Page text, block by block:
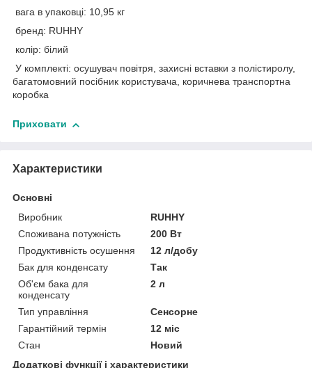
вага в упаковці: 10,95 кг
бренд: RUHHY
колір: білий
У комплекті: осушувач повітря, захисні вставки з полістиролу,
багатомовний посібник користувача, коричнева транспортна
коробка
Приховати
Характеристики
Основні
Виробник
RUHHY
Споживана потужність
200 Вт
Продуктивність осушення
12 л/добу
Бак для конденсату
Так
Об'єм бака для
конденсату
2 л
Тип управління
Сенсорне
Гарантійний термін
12 міс
Стан
Новий
Додаткові функції і характеристики